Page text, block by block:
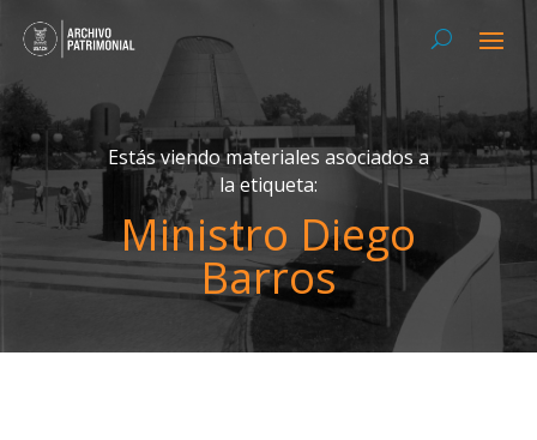
Estás viendo materiales asociados a
la etiqueta:
Ministro Diego
Barros